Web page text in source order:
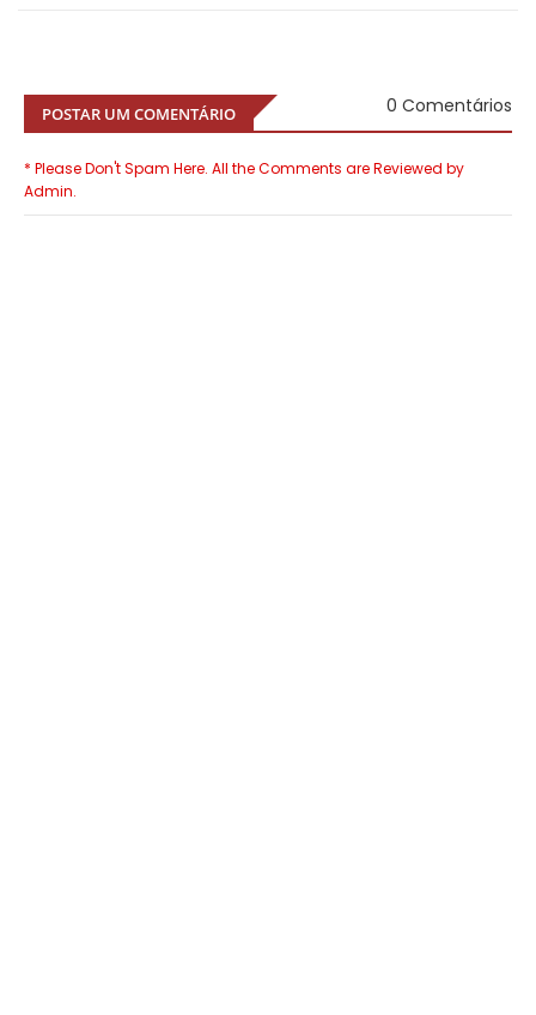
POSTAR UM COMENTÁRIO 0 Comentários
* Please Don't Spam Here. All the Comments are Reviewed by
Admin.